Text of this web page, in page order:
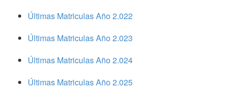
Últimas Matriculas Año 2.022
Últimas Matriculas Año 2.023
Últimas Matriculas Año 2.024
Últimas Matriculas Año 2.025